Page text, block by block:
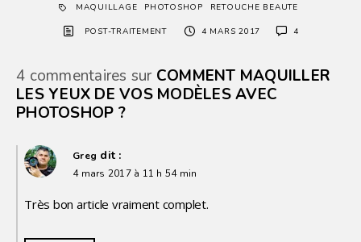
MAQUILLAGE PHOTOSHOP RETOUCHE BEAUTE
POST-TRAITEMENT 4 MARS 2017 4
4 commentaires sur COMMENT MAQUILLER
LES YEUX DE VOS MODÈLES AVEC
PHOTOSHOP ?
Greg dit :
4 mars 2017 à 11 h 54 min
Très bon article vraiment complet.